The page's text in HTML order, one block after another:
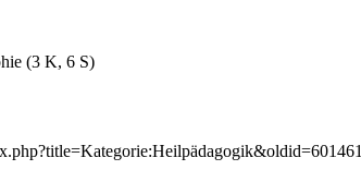
(3 K, 6 S)